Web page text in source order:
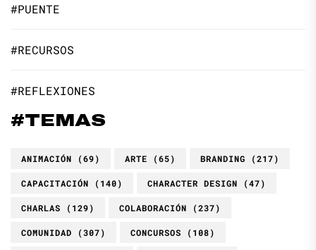
#PUENTE
#RECURSOS
#REFLEXIONES
#TEMAS
ANIMACIÓN (69) ARTE (65) BRANDING (217)
CAPACITACIÓN (140) CHARACTER DESIGN (47)
CHARLAS (129) COLABORACIÓN (237)
COMUNIDAD (307) CONCURSOS (108)